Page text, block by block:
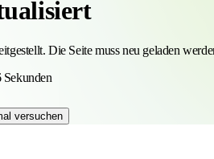
Die Seite muss neu geladen
Sekunden
versuchen